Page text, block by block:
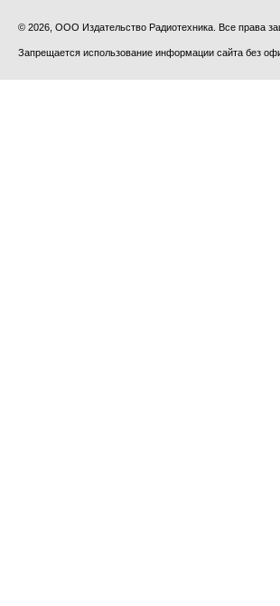
© 2026, ООО Издательство Радиотехника. Все права
Запрещается использование информации сайта без